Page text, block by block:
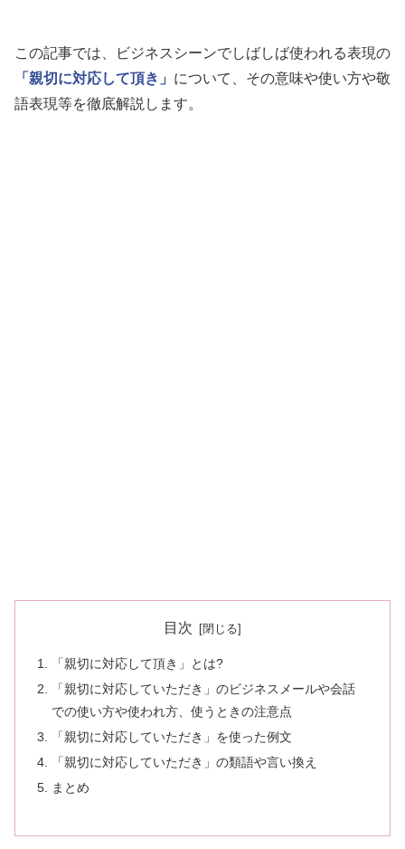
この記事では、ビジネスシーンでしばしば使われる表現の
「親切に対応して頂き」 について、その意味や使い方や敬
語表現等を徹底解説します。
目次
「親切に対応して頂き」とは?
「親切に対応していただき」のビジネスメールや会話
での使い方や使われ方、使うときの注意点
「親切に対応していただき」を使った例文
「親切に対応していただき」の類語や言い換え
まとめ